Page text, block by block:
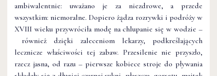
ambiwalentnie: uważano je za niezdrowe, a przede
wszystkim: niemoralne. Dopiero żądza rozrywki i podróży w
XVIII wieku przywróciła modę na chlupanie się w wodzie –
również dzięki zaleceniom lekarzy, podkreślających
lecznicze właściwości tej zabaw. Przesilenie nie przyszło,
rzecz jasna, od razu – pierwsze kobiece stroje do pływania